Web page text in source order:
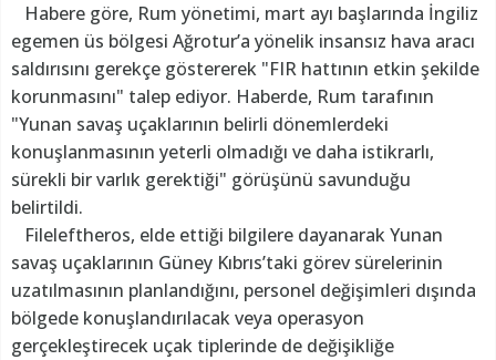
Habere göre, Rum yönetimi, mart ayı başlarında İngiliz
egemen üs bölgesi Ağrotur’a yönelik insansız hava aracı
saldırısını gerekçe göstererek "FIR hattının etkin şekilde
korunmasını" talep ediyor. Haberde, Rum tarafının
"Yunan savaş uçaklarının belirli dönemlerdeki
konuşlanmasının yeterli olmadığı ve daha istikrarlı,
sürekli bir varlık gerektiği" görüşünü savunduğu
belirtildi.
Fileleftheros, elde ettiği bilgilere dayanarak Yunan
savaş uçaklarının Güney Kıbrıs’taki görev sürelerinin
uzatılmasının planlandığını, personel değişimleri dışında
bölgede konuşlandırılacak veya operasyon
gerçekleştirecek uçak tiplerinde de değişikliğe